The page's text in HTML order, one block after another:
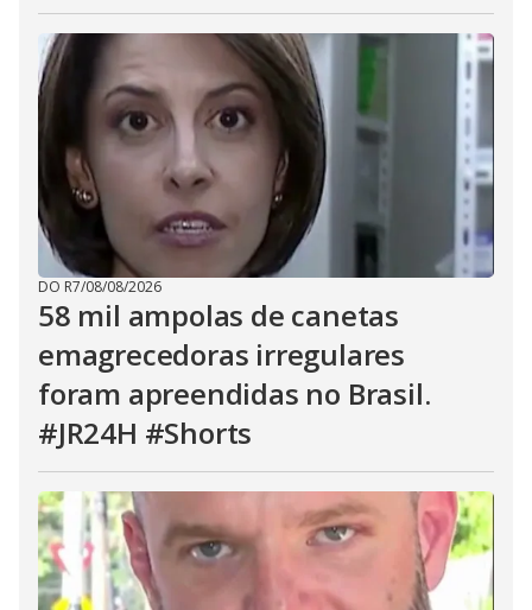
DO R7/08/08/2026
58 mil ampolas de canetas
emagrecedoras irregulares
foram apreendidas no Brasil.
#JR24H #Shorts